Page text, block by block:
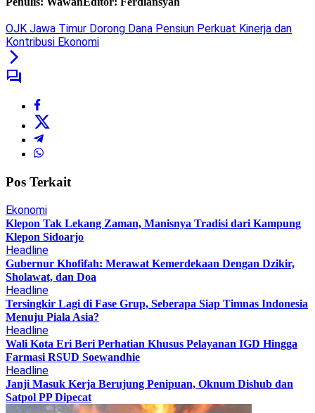
OJK Jawa Timur Dorong Dana Pensiun Perkuat Kinerja dan
Kontribusi Ekonomi
Pos Terkait
Ekonomi
Klepon Tak Lekang Zaman, Manisnya Tradisi dari Kampung
Klepon Sidoarjo
Headline
Gubernur Khofifah: Merawat Kemerdekaan Dengan Dzikir,
Sholawat, dan Doa
Headline
Tersingkir Lagi di Fase Grup, Seberapa Siap Timnas Indonesia
Menuju Piala Asia?
Headline
Wali Kota Eri Beri Perhatian Khusus Pelayanan IGD Hingga
Farmasi RSUD Soewandhie
Headline
Janji Masuk Kerja Berujung Penipuan, Oknum Dishub dan
Satpol PP Dipecat